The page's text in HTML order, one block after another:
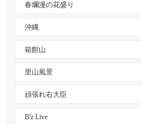
春爛漫の花盛り
沖縄
箱館山
里山風景
頑張れ右大臣
B'z Live